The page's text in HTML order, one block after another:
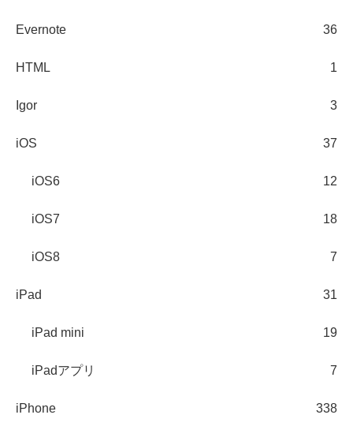
Evernote 36
HTML 1
Igor 3
iOS 37
iOS6 12
iOS7 18
iOS8 7
iPad 31
iPad mini 19
iPadアプリ 7
iPhone 338